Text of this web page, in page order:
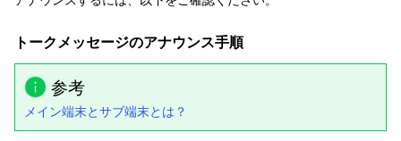
トークメッセージのアナウンス手順
参考
メイン端末とサブ端末とは？